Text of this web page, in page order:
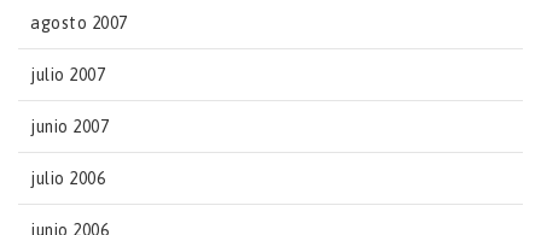
agosto 2007
julio 2007
junio 2007
julio 2006
junio 2006